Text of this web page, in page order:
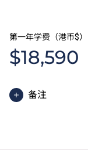
第一年学费（港币$）
$18,590
备注
除学费外，学